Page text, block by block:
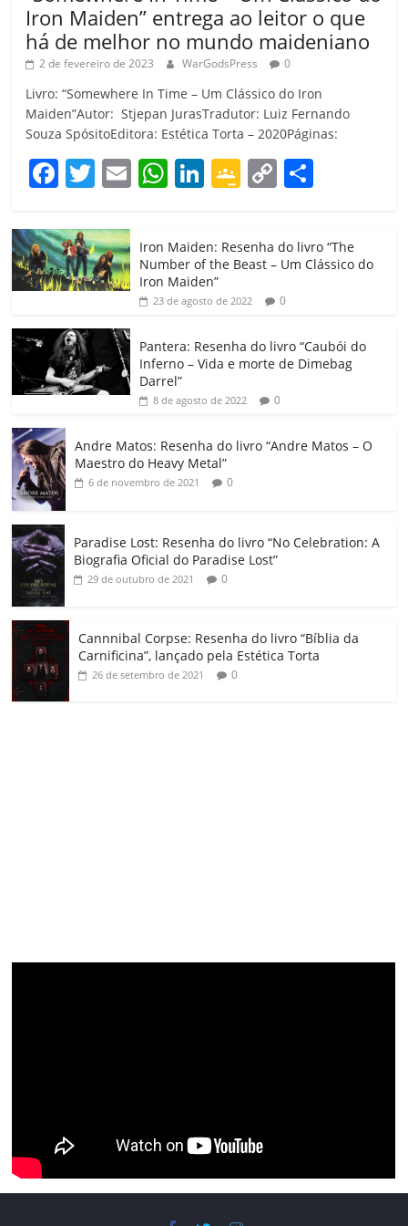
Iron Maiden” entrega ao leitor o que
há de melhor no mundo maideniano
2 de fevereiro de 2023 WarGodsPress 0
Livro: “Somewhere In Time – Um Clássico do Iron
Maiden”Autor: Stjepan JurasTradutor: Luiz Fernando
Souza SpósitoEditora: Estética Torta – 2020Páginas:
F
c
e
b
o
o
k
T
itt
er
E W
at
s
A
p
Li
e
dI
G
gl
e
Cl
a
ss
ro
o
C
p
y
Li
k
m
p
h
ar
Iron Maiden: Resenha do livro “The
Number of the Beast – Um Clássico do
Iron Maiden”
23 de agosto de 2022 0
Pantera: Resenha do livro “Caubói do
Inferno – Vida e morte de Dimebag
Darrel”
8 de agosto de 2022 0
Andre Matos: Resenha do livro “Andre Matos – O
Maestro do Heavy Metal”
6 de novembro de 2021 0
Paradise Lost: Resenha do livro “No Celebration: A
Biografia Oficial do Paradise Lost”
29 de outubro de 2021 0
Cannnibal Corpse: Resenha do livro “Bíblia da
Carnificina”, lançado pela Estética Torta
26 de setembro de 2021 0